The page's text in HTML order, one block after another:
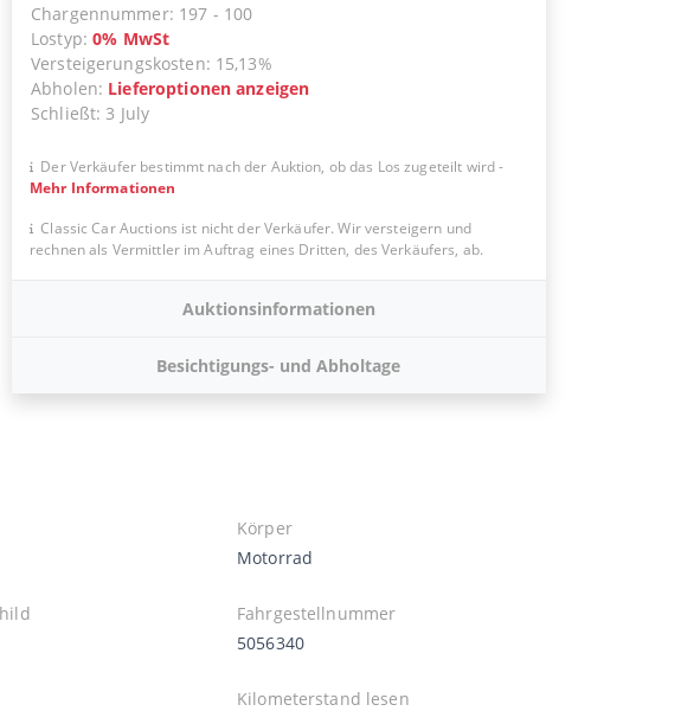
Chargennummer: 197 - 100
Lostyp:0% MwSt
Versteigerungskosten: 15,13%
Abholen: Lieferoptionen anzeigen
Schließt: 3 July
Der Verkäufer bestimmt nach der Auktion, ob das Los zugeteilt wird-
Mehr Informationen
Classic Car Auctions ist nicht der Verkäufer. Wir versteigern und
rechnen als Vermittler im Auftrag eines Dritten, des Verkäufers, ab.
Auktionsinformationen
Besichtigungs- und Abholtage
Körper
Motorrad
Fahrgestellnummer
5056340
Kilometerstand lesen